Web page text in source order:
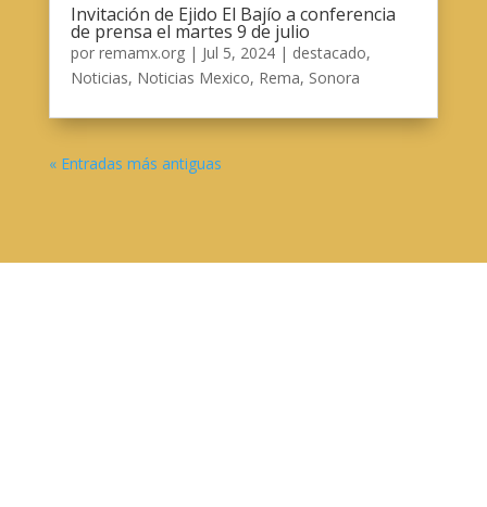
Invitación de Ejido El Bajío a conferencia
de prensa el martes 9 de julio
por remamx.org| Jul 5, 2024| destacado,
Noticias, Noticias Mexico, Rema, Sonora
« Entradas más antiguas